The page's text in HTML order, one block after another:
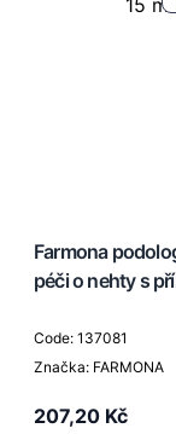
Farmona
péči o nehty s
Code: 137081
Značka: FARMONA
207,20 Kč